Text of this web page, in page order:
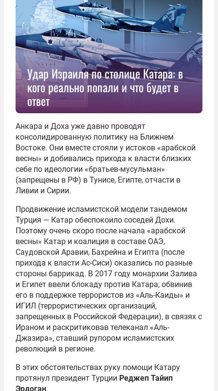
Удар Израиля по столице Катара: в
кого реально попали и что будет в
ответ
Анкара и Доха уже давно проводят
консолидированную политику на Ближнем
Востоке. Они вместе стояли у истоков «арабской
весны» и добивались прихода к власти близких
себе по идеологии «братьев-мусульман»
(запрещены в РФ) в Тунисе, Египте, отчасти в
Ливии и Сирии.
Продвижение исламистской модели тандемом
Турция — Катар обеспокоило соседей Дохи.
Поэтому очень скоро после начала «арабской
весны» Катар и коалиция в составе ОАЭ,
Саудовской Аравии, Бахрейна и Египта (после
прихода к власти Ас-Сиси) оказались по разные
стороны баррикад. В 2017 году монархии Залива
и Египет ввели блокаду против Катара, обвинив
его в поддержке террористов из «Аль-Каиды» и
ИГИЛ (террористических организаций,
запрещенных в Российской Федерации), в связях с
Ираном и раскритиковав телеканал «Аль-
Джазира», ставший рупором исламистских
революций в регионе.
В этих обстоятельствах руку помощи Катару
протянул президент Турции Реджеп Тайип
Эрдоган.